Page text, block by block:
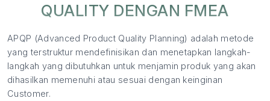
QUALITY DENGAN FMEA
APQP (Advanced Product Quality Planning) adalah metode
yang terstruktur mendefinisikan dan menetapkan langkah-
langkah yang dibutuhkan untuk menjamin produk yang akan
dihasilkan memenuhi atau sesuai dengan keinginan
Customer.